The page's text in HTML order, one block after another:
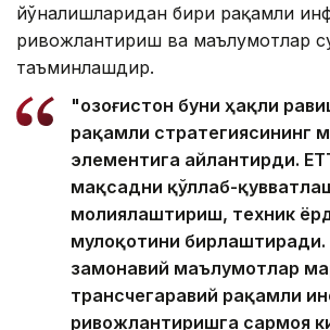
йўналишларидан бири рақамли
ривожлантириш ва маълумотлар
таъминлашдир.
"Қозоғистон буни ҳақли
рақамли стратегиясининг
элементига айлантирди.
мақсадни қўллаб-
молиялаштириш, техник
мулоқотини бирлаштиради.
замонавий маълумотлар
трансчегаравий рақамли
ривожлантиришга сармоя